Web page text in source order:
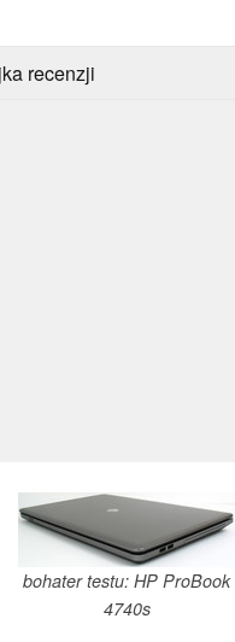
recenzji
bohater testu: HP ProBook
4740s